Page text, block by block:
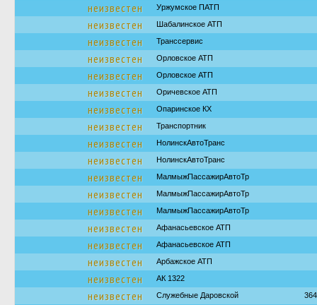
неизвестен Уржумское ПАТП
неизвестен Шабалинское АТП
неизвестен Транссервис
неизвестен Орловское АТП
неизвестен Орловское АТП
неизвестен Оричевское АТП
неизвестен Опаринское КХ
неизвестен Транспортник
неизвестен НолинскАвтоТранс
неизвестен НолинскАвтоТранс
неизвестен МалмыжПассажирАвтоТр
неизвестен МалмыжПассажирАвтоТр
неизвестен МалмыжПассажирАвтоТр
неизвестен Афанасьевское АТП
неизвестен Афанасьевское АТП
неизвестен Арбажское АТП
неизвестен АК 1322
неизвестен Служебные Даровской